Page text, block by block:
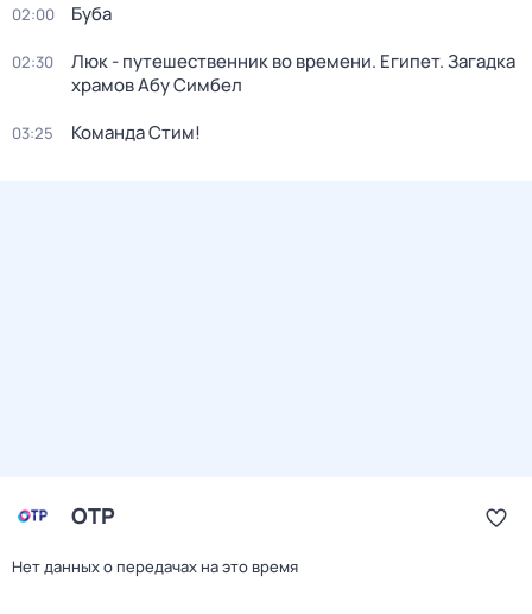
02:00 Буба
02:30
Люк - путешественник во времени. Египет. Загадка
храмов Абу Симбел
03:25 Команда Стим!
ОТР
Нет данных о передачах на это время